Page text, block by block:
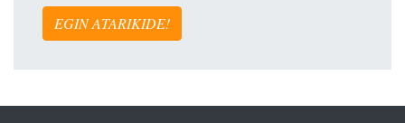
EGIN ATARIKIDE!